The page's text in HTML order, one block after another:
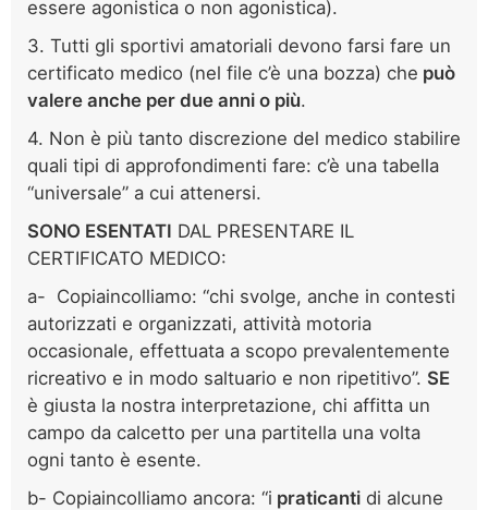
essere agonistica o non agonistica).
3. Tutti gli sportivi amatoriali devono farsi fare un
certificato medico (nel file c’è una bozza) che può
valere anche per due anni o più.
4. Non è più tanto discrezione del medico stabilire
quali tipi di approfondimenti fare: c’è una tabella
“universale” a cui attenersi.
SONO ESENTATI DAL PRESENTARE IL
CERTIFICATO MEDICO:
a- Copiaincolliamo: “chi svolge, anche in contesti
autorizzati e organizzati, attività motoria
occasionale, effettuata a scopo prevalentemente
ricreativo e in modo saltuario e non ripetitivo”. SE
è giusta la nostra interpretazione, chi affitta un
campo da calcetto per una partitella una volta
ogni tanto è esente.
b- Copiaincolliamo ancora: “i praticanti di alcune